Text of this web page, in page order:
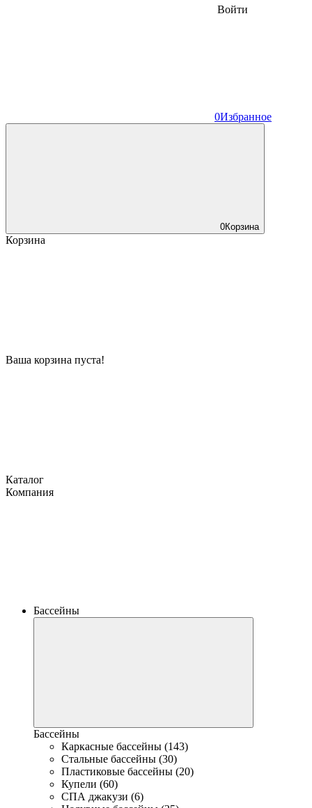
Войти
0Избранное
0Корзина
Корзина
Ваша корзина пуста!
Каталог
Компания
Бассейны
Бассейны
Каркасные бассейны (143)
Стальные бассейны (30)
Пластиковые бассейны (20)
Купели (60)
СПА джакузи (6)